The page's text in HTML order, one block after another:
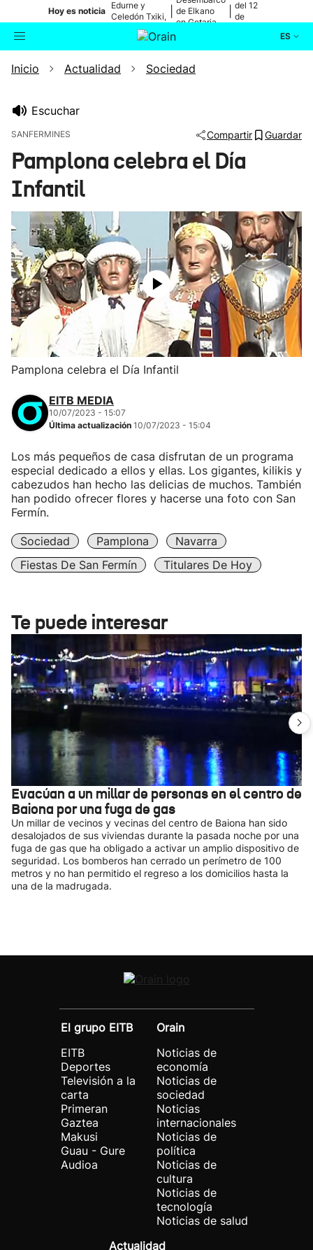
Hoy es noticia
Edurne y
Celedón Txiki,
en directo
de Elkano
en Getaria
del 12
de
ES
Buscador Actualidad
Eguraldia
Inicio Actualidad Sociedad
Escuchar
SANFERMINES Compartir Guardar
Pamplona celebra el Día
Infantil
Pamplona celebra el Día Infantil
EITB MEDIA
10/07/2023 - 15:07
Última actualización 10/07/2023 - 15:04
Los más pequeños de casa disfrutan de un programa
especial dedicado a ellos y ellas. Los gigantes, kilikis y
cabezudos han hecho las delicias de muchos. También
han podido ofrecer flores y hacerse una foto con San
Fermín.
Sociedad Pamplona
Navarra
Fiestas De San Fermín
Titulares De Hoy
Te puede interesar
Evacúan a un millar de personas en el centro de
Baiona por una fuga de gas
Un millar de vecinos y vecinas del centro de Baiona han sido
desalojados de sus viviendas durante la pasada noche por una
fuga de gas que ha obligado a activar un amplio dispositivo de
seguridad. Los bomberos han cerrado un perímetro de 100
metros y no han permitido el regreso a los domicilios hasta la
una de la madrugada.
El grupo EITB
EITB
Deportes
Televisión a la
carta
Primeran
Gaztea
Makusi
Guau - Gure
Audioa
Orain
Noticias de
economía
Noticias de
sociedad
Noticias
internacionales
Noticias de
política
Noticias de
cultura
Noticias de
tecnología
Noticias de salud
Actualidad